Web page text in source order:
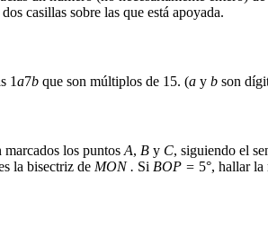
casillas sobre las que está apoyada.
1a7b que son múltiplos de 15. (a y b son
marcados los puntos A, B y C, siguiendo el
la bisectriz de MON . Si BOP = 5°, hallar